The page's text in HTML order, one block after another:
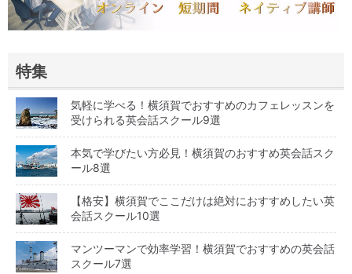
特集
気軽に学べる！横須賀でおすすめのカフェレッスンを
受けられる英会話スクール9選
本気で学びたい方必見！横須賀のおすすめ英会話スク
ール8選
【格安】横須賀でここだけは絶対におすすめしたい英
会話スクール10選
マンツーマンで効率学習！横須賀でおすすめの英会話
スクール7選